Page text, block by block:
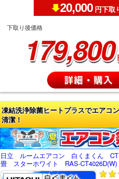
20,000 円下取
下取り後価格
179,800
凍結洗浄除菌ヒートプラスでエアコ
清潔！
日立 ルームエアコン 白くまくん
畳 スターホワイト RAS-CT4026D(W)